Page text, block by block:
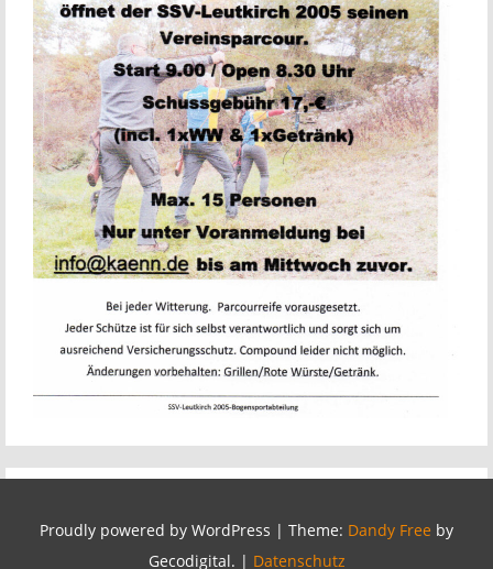
Proudly powered by WordPress | Theme: Dandy Free by
Gecodigital. | Datenschutz